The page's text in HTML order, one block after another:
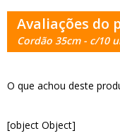
Avaliações do
Cordão 35cm - c/10
O que achou deste
[object Object]